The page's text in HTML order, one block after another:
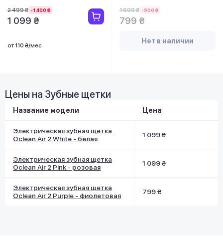
2 499 ₴ -1 400 ₴
1 099 ₴
от 110 ₴/мес
1 699 ₴ -900 ₴
799 ₴
Нет в наличии
Цены на Зубные щетки
Название модели Цена
Электрическая зубная щетка
Oclean Air 2 White - белая
1 099 ₴
Электрическая зубная щетка
Oclean Air 2 Pink - розовая
1 099 ₴
Электрическая зубная щетка
Oclean Air 2 Purple - фиолетовая
799 ₴